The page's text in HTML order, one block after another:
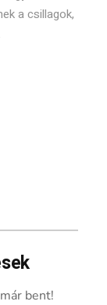
a csillagok,
bent!